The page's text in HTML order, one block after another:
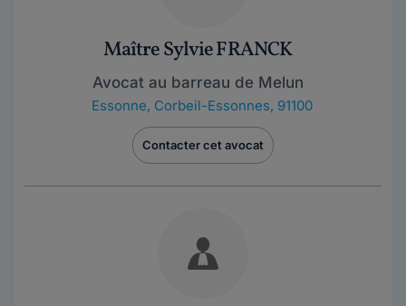
Maître Sylvie FRANCK
Avocat au barreau de Melun
Essonne, Corbeil-Essonnes, 91100
Contacter cet avocat